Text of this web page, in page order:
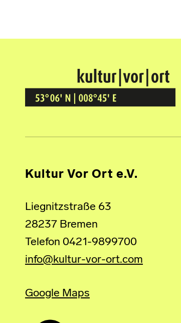
Kultur Vor Ort
BREMEN GRÖPELINGEN
Kultur Vor Ort e.V.
Liegnitzstraße 63
28237 Bremen
Telefon 0421-9899700
info@kultur-vor-ort.com
Google Maps